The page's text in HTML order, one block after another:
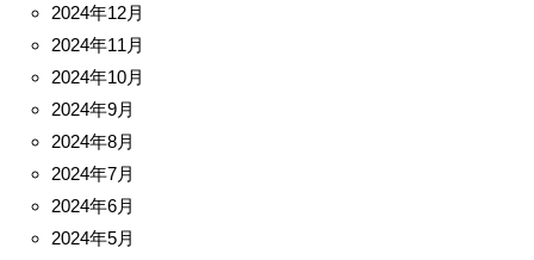
2024年12月
2024年11月
2024年10月
2024年9月
2024年8月
2024年7月
2024年6月
2024年5月